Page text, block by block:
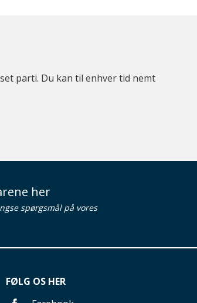
parti. Du kan til enhver tid nemt
her
spørgsmål på vores
FØLG OS HER